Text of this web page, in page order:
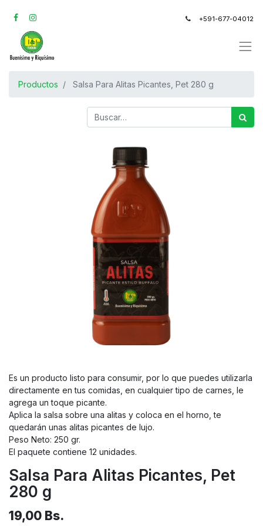
+591-677-04012
Productos Salsa Para Alitas Picantes, Pet 280 g
Es un producto listo para consumir, por lo que puedes utilizarla
directamente en tus comidas, en cualquier tipo de carnes, le
agrega un toque picante.
Aplica la salsa sobre una alitas y coloca en el horno, te
quedarán unas alitas picantes de lujo.
Peso Neto: 250 gr.
El paquete contiene 12 unidades.
Salsa Para Alitas Picantes, Pet
280 g
19,00 Bs.